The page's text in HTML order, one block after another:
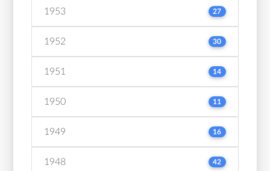
1953 27
1952 30
1951 14
1950 11
1949 16
1948 42